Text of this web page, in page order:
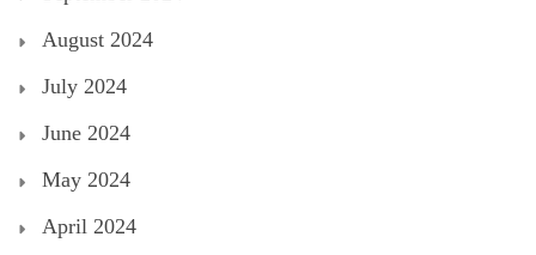
August 2024
July 2024
June 2024
May 2024
April 2024